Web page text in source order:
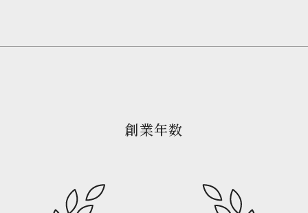
創業年数